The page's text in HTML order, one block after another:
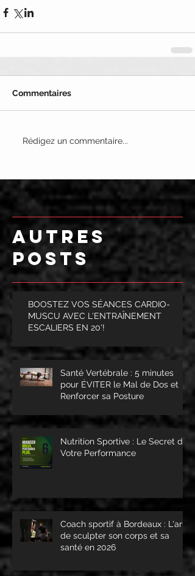
Commentaires
Rédigez un commentaire...
AUTRES
POSTS
BOOSTEZ VOS SÉANCES CARDIO-
MUSCU AVEC L'ENTRAÎNEMENT
ESCALIERS EN 20'!
Santé Vertébrale : 5 minutes
pour ÉVITER le Mal de Dos et
Renforcer sa Posture
Nutrition Sportive : Le Secret de
Votre Performance
Coach sportif à Bordeaux : L'art
de sculpter son corps et sa
santé en 2026